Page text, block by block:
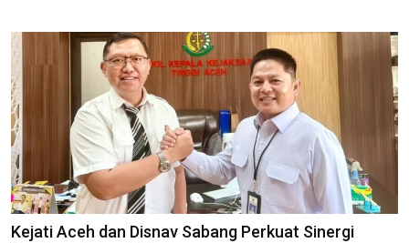
Kejati Aceh dan Disnav Sabang Perkuat Sinergi